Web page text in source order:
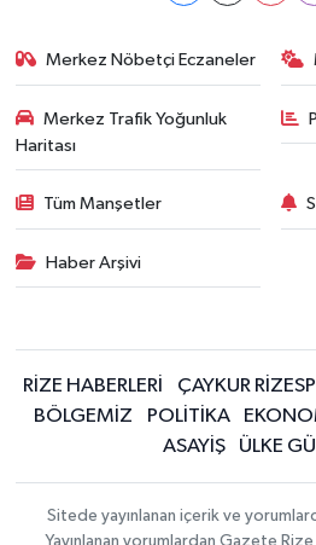
Merkez Nöbetçi Eczaneler
Merkez Trafik Yoğunluk
Haritası
Tüm Manşetler
Haber Arşivi
RİZE HABERLERİ ÇAYKUR
BÖLGEMİZ
POLİTİKA
ASAYİŞ
ÜLKE
Sitede yayınlanan içerik ve
Yayınlanan yorumlardan Gazete